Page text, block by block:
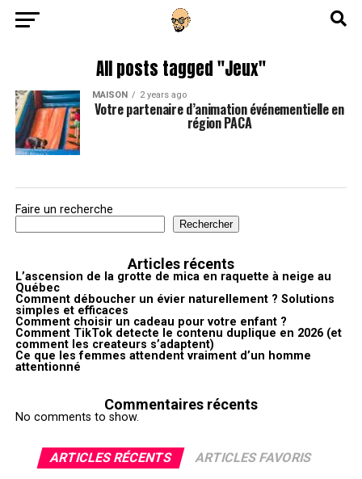
All posts tagged "Jeux"
MAISON 2 years ago
Votre partenaire d’animation événementielle en
région PACA
Faire un recherche
Rechercher
Articles récents
L’ascension de la grotte de mica en raquette à neige au
Québec
Comment déboucher un évier naturellement ? Solutions
simples et efficaces
Comment choisir un cadeau pour votre enfant ?
Comment TikTok detecte le contenu duplique en 2026 (et
comment les createurs s’adaptent)
Ce que les femmes attendent vraiment d’un homme
attentionné
Commentaires récents
No comments to show.
ARTICLES RÉCENTS ARTICLES FAVORIS